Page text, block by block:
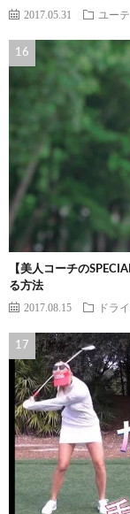
2017.05.31 ユー
【美人コーチの
る方法
2017.08.15 ドラ